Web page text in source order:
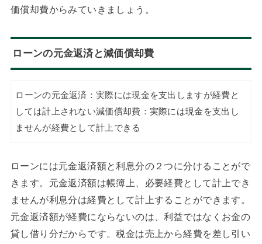
価償却費からみていきましょう。
ローンの元金返済と減価償却費
ローンの元金返済：実際には現金を支出しますが経費と
しては計上されない減価償却費：実際には現金を支出し
ませんが経費として計上できる
ローンには元金返済額と利息分の２つに分けることがで
きます。元金返済額は帳簿上、必要経費として計上でき
ませんが利息分は経費として計上することができます。
元金返済額が経費にならないのは、利益ではなくお金の
貸し借り分だからです。税金は売上から経費を差し引い